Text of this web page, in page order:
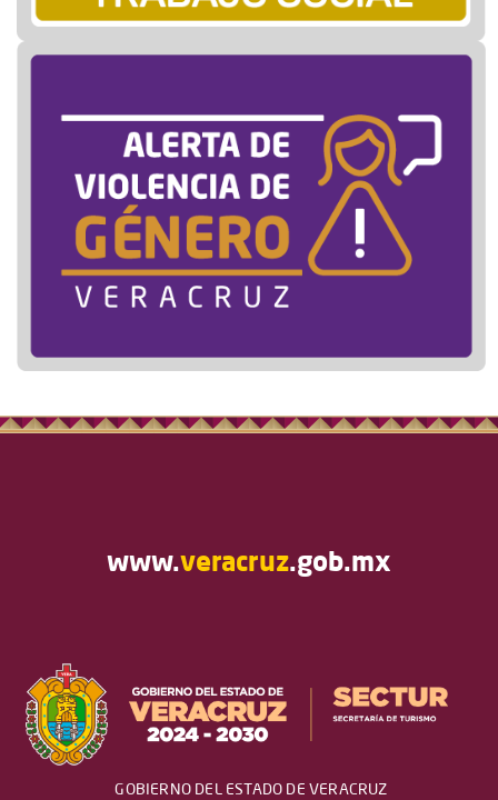
www.veracruz.gob.mx
GOBIERNO DEL ESTADO DE VERACRUZ